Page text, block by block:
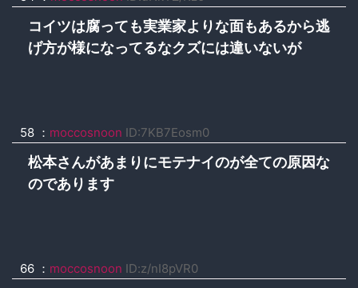
コイツは腐っても実業家よりな面もあるから逃
げ方が様になってるなクズには違いないが
58 ： moccosnoon ID:7KB7Eosm0
松本さんがあまりにモテナイのが全ての原因な
のであります
66 ： moccosnoon ID:z/nI8pVR0